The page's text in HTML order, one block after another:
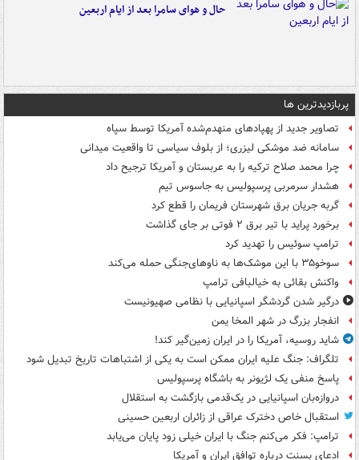
حال و هوای سامرا بعد از ایام اربعین
پربازدیدترین ها
تصاویر جدید از پهپادهای منهدم‌شده آمریکا توسط سپاه
سامانه ضد موشکی لیزری؛ از بلوف سیاسی تا واقعیت میدانی
چرا محمد صلاح ترکیه را به عربستان و آمریکا ترجیح داد
هشدار سرمربی پرسپولیس به جاسوس تیم
گربه جریان برق شهرستان فریمان را قطع کرد
برخورد پراید با تیر برق ۲ فوتی بر جای گذاشت
ترامپ سوئیس را تهدید کرد
سوخو۳۵ با این موشک‌ها به ناوهای‌جنگی حمله می‌کند
واکنش بقائی به خیالبافی ترامپ
درگیر شدن گردشگر اسپانیایی با نظامی صهیونیست
انفجار بزرگ در شهر المخا یمن
شاید روسیه، آمریکا را در ایران زمین‌گیر کند!
تلگراف: جنگ علیه ایران ممکن است به یکی از اشتباهات تاریخ تبدیل شود
پاسخ منفی یک لژیونر به باشگاه پرسپولیس
دروازه‌بان اسپانیایی در یک‌قدمی بازگشت به استقلال
استقبال خاص دخترک عراقی از زائران اربعین حسینی
ترامپ: فکر می‌کنم جنگ با ایران خیلی زود پایان می‌یابد
ادعای بسنت درباره توافق ایران و آمریکا